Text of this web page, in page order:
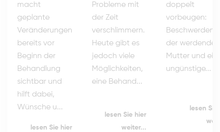
macht
geplante
Veränderungen
bereits vor
Beginn der
Behandlung
sichtbar und
hilft dabei,
Wünsche u...
lesen Sie hier
Probleme mit
der Zeit
verschlimmern.
Heute gibt es
jedoch viele
Möglichkeiten,
eine Behand...
lesen Sie hier
weiter...
doppelt
vorbeugen:
Beschwerden
der werdenden
Mutter und ein
ungünstige...
lesen Sie